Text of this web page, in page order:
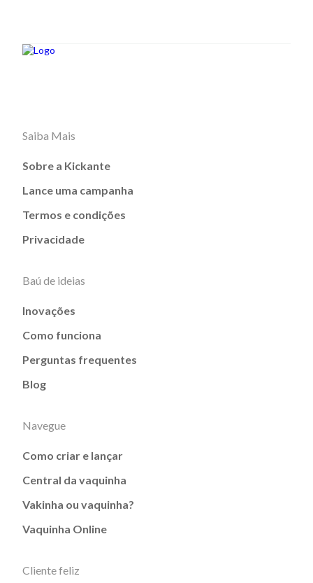
Saiba Mais
Sobre a Kickante
Lance uma campanha
Termos e condições
Privacidade
Baú de ideias
Inovações
Como funciona
Perguntas frequentes
Blog
Navegue
Como criar e lançar
Central da vaquinha
Vakinha ou vaquinha?
Vaquinha Online
Cliente feliz